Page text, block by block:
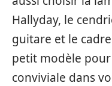
Hallyday, le
guitare et le
petit modèle
conviviale dans